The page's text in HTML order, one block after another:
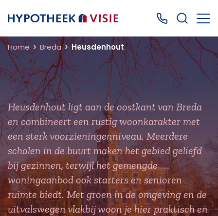
Terug naar home Bel ons: 0499
Home Breda Heusdenhout
Heusdenhout ligt aan de oostkant van Breda
en combineert een rustig woonkarakter met
een sterk voorzieningenniveau. Meerdere
scholen in de buurt maken het gebied geliefd
bij gezinnen, terwijl het gemengde
woningaanbod ook starters en senioren
ruimte biedt. Met groen in de omgeving en de
uitvalswegen vlakbij woon je hier praktisch en